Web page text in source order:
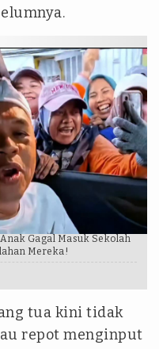
Gagal Masuk Sekolah
Mereka!
tua kini tidak
repot menginput